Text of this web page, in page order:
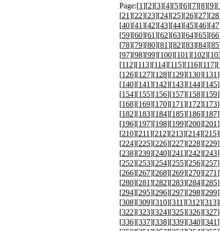
Page:[1][2][3][4][5][6][7][8][9][
[21][22][23][24][25][26][27][28
[40][41][42][43][44][45][46][47
[59][60][61][62][63][64][65][66
[78][79][80][81][82][83][84][85
[97][98][99][100][101][102][
[112][113][114][115][116][117][
[126][127][128][129][130][131
[140][141][142][143][144][145
[154][155][156][157][158][159
[168][169][170][171][172][173
[182][183][184][185][186][187
[196][197][198][199][200][201
[210][211][212][213][214][215
[224][225][226][227][228][229
[238][239][240][241][242][243
[252][253][254][255][256][257
[266][267][268][269][270][271
[280][281][282][283][284][285
[294][295][296][297][298][299
[308][309][310][311][312][313
[322][323][324][325][326][327
[336][337][338][339][340][341